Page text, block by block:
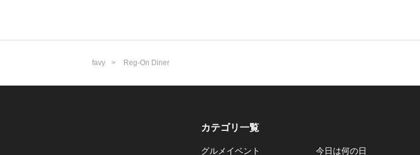
favy Reg-On Diner
カテゴリ一覧
グルメイベント 今日は何の日